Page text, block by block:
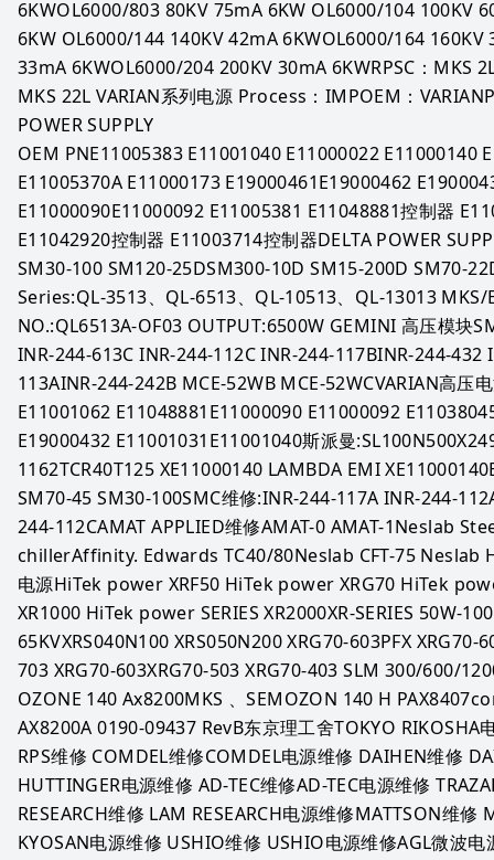
6KWOL6000/803 80KV 75mA 6KW OL6000/104 100KV
6KW OL6000/144 140KV 42mA 6KWOL6000/164
33mA 6KWOL6000/204 200KV 30mA 6KWRPSC：MKS
MKS 22L VARIAN系列电源 Process：IMPOEM：
POWER SUPPLY
OEM PNE11005383 E11001040 E11000022 E11000140
E11005370A E11000173 E19000461E19000462
E11000090E11000092 E11005381 E11048881控制器
E11042920控制器 E11003714控制器DELTA POWER
SM30-100 SM120-25DSM300-10D SM15-200D SM70-
Series:QL-3513、QL-6513、QL-10513、QL-13013 MKS/
NO.:QL6513A-OF03 OUTPUT:6500W GEMINI 高压模块
INR-244-613C INR-244-112C INR-244-117BINR-244-
113AINR-244-242B MCE-52WB MCE-52WCVARIAN高压
E11001062 E11048881E11000090 E11000092
E19000432 E11001031E11001040斯派曼
1162TCR40T125 XE11000140 LAMBDA EMI
SM70-45 SM30-100SMC维修:INR-244-117A INR-244-
244-112CAMAT APPLIED维修AMAT-0 AMAT-1Neslab
chillerAffinity. Edwards TC40/80Neslab CFT-75 Neslab
电源HiTek power XRF50 HiTek power XRG70 HiTek
XR1000 HiTek power SERIES XR2000XR-SERIES 50W-
65KVXRS040N100 XRS050N200 XRG70-603PFX XRG70-
703 XRG70-603XRG70-503 XRG70-403 SLM 300/600/
OZONE 140 Ax8200MKS 、SEMOZON 140 H
AX8200A 0190-09437 RevB东京理工舍TOKYO RIKOSHA
RPS维修 COMDEL维修COMDEL电源维修 DAIHEN维修
HUTTINGER电源维修 AD-TEC维修AD-TEC电源维修
RESEARCH维修 LAM RESEARCH电源维修MATTSON维修
KYOSAN电源维修 USHIO维修 USHIO电源维修AGL微波